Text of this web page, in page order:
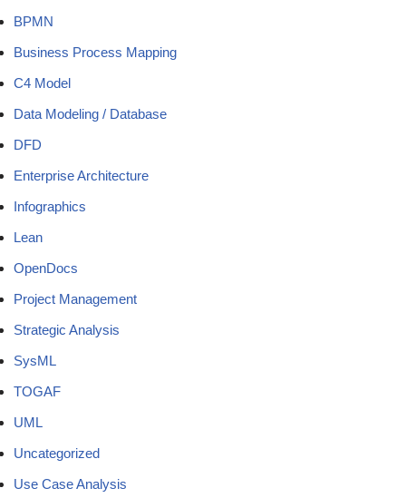
BPMN
Business Process Mapping
C4 Model
Data Modeling / Database
DFD
Enterprise Architecture
Infographics
Lean
OpenDocs
Project Management
Strategic Analysis
SysML
TOGAF
UML
Uncategorized
Use Case Analysis